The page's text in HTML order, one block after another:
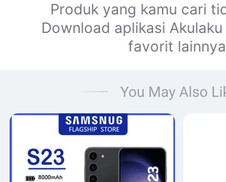
Produk yang kamu cari
Download aplikasi
favorit